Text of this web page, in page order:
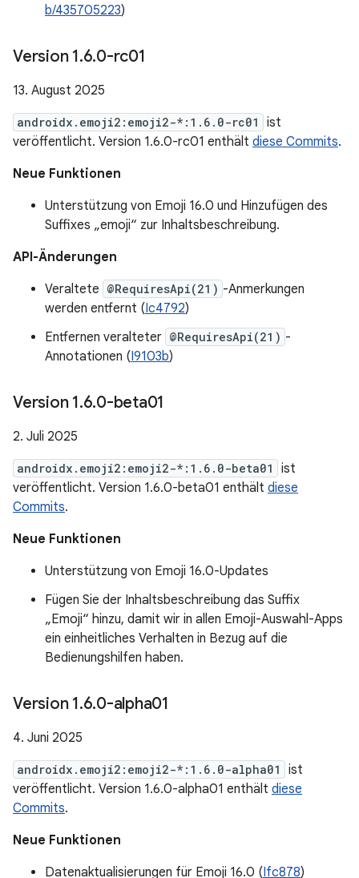
b/435705223)
Version 1.6.0-rc01
13. August 2025
androidx.emoji2:emoji2-*:1.6.0-rc01
ist
veröffentlicht. Version 1.6.0-rc01 enthält diese Commits.
Neue Funktionen
Unterstützung von Emoji 16.0 und Hinzufügen des
Suffixes „emoji“ zur Inhaltsbeschreibung.
API-Änderungen
Veraltete @RequiresApi(21) -Anmerkungen
werden entfernt (Ic4792)
Entfernen veralteter @RequiresApi(21) -
Annotationen (I9103b)
Version 1.6.0-beta01
2. Juli 2025
androidx.emoji2:emoji2-*:1.6.0-beta01
ist
veröffentlicht. Version 1.6.0-beta01 enthält diese
Commits.
Neue Funktionen
Unterstützung von Emoji 16.0-Updates
Fügen Sie der Inhaltsbeschreibung das Suffix
„Emoji“ hinzu, damit wir in allen Emoji-Auswahl-Apps
ein einheitliches Verhalten in Bezug auf die
Bedienungshilfen haben.
Version 1.6.0-alpha01
4. Juni 2025
androidx.emoji2:emoji2-*:1.6.0-alpha01
ist
veröffentlicht. Version 1.6.0-alpha01 enthält diese
Commits.
Neue Funktionen
Datenaktualisierungen für Emoji 16.0 (Ifc878)